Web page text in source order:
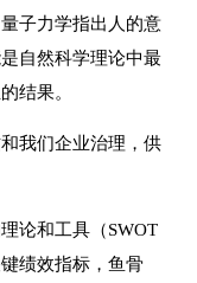
子力学指出人的意
自然科学理论中最
结果。
我们企业治理，供
论和工具（SWOT
绩效指标，鱼骨